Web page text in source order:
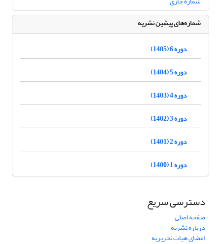
شماره‌های پیشین نشریه
دوره 6 (1405)
دوره 5 (1404)
دوره 4 (1403)
دوره 3 (1402)
دوره 2 (1401)
دوره 1 (1400)
دسترسی سریع
صفحه اصلی
درباره نشریه
اعضای هیات تحریریه